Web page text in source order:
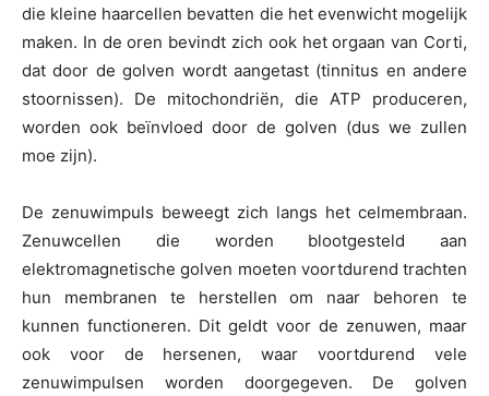
die kleine haarcellen bevatten die het evenwicht mogelijk
maken. In de oren bevindt zich ook het orgaan van Corti,
dat door de golven wordt aangetast (tinnitus en andere
stoornissen). De mitochondriën, die ATP produceren,
worden ook beïnvloed door de golven (dus we zullen
moe zijn).
De zenuwimpuls beweegt zich langs het celmembraan.
Zenuwcellen die worden blootgesteld aan
elektromagnetische golven moeten voortdurend trachten
hun membranen te herstellen om naar behoren te
kunnen functioneren. Dit geldt voor de zenuwen, maar
ook voor de hersenen, waar voortdurend vele
zenuwimpulsen worden doorgegeven. De golven